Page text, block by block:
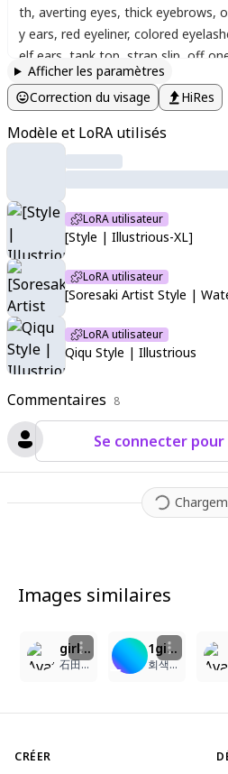
Commentaires 8
Se connecter
th, averting eyes, thick eyebrows,
y ears, red eyeliner, colored
elf ears tank top strap slip off
head rest , sitting, blunt bangs
akes, dark-skinned female, cleavage
und, looking at viewer, girl
,
texture,colorful, sketch,
Afficher les paramètres
Correction du visage
HiRes
Modèle et LoRA utilisés
LoRA utilisateur
[Style | Illustrious-XL]
LoRA utilisateur
[Soresaki Artist Style |
LoRA utilisateur
Qiqu Style | Illustrious
Images similaires
girl, red skin, demon horns, demon tail, white hair, very short hair, blue eyes, cool face, cool expression, loli, roughlineart, heavymakeup, thickoutlines, painterlyshading, highcontrast, deepshadows, 2000sanime, styleyume335, style, masterpiece, ao3 style, masterpiece.
石田海晴
1girl, white hair, red eyes, red horns, fang, smile, messy long hair, open mouth, child, precious memories, small devil tail, bruises all over body, one shoulder slipped, tattered clothes, worn-out ragged linen tunic, old and stained fabric, portrait, high angle, masterpiece, glossy, (best quality:1.2), best illustration, top aesthetic, highres, (body blush:0.8), smooth skin texture, anime eyes, clear
회색감자튀김
CRÉER